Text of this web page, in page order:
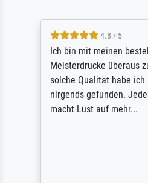
5 / 5
Rundum positive
des Auftrags hat eine
angekündigte Lieferzeit
letztlich sogar etwas
Qualität des Papiers und